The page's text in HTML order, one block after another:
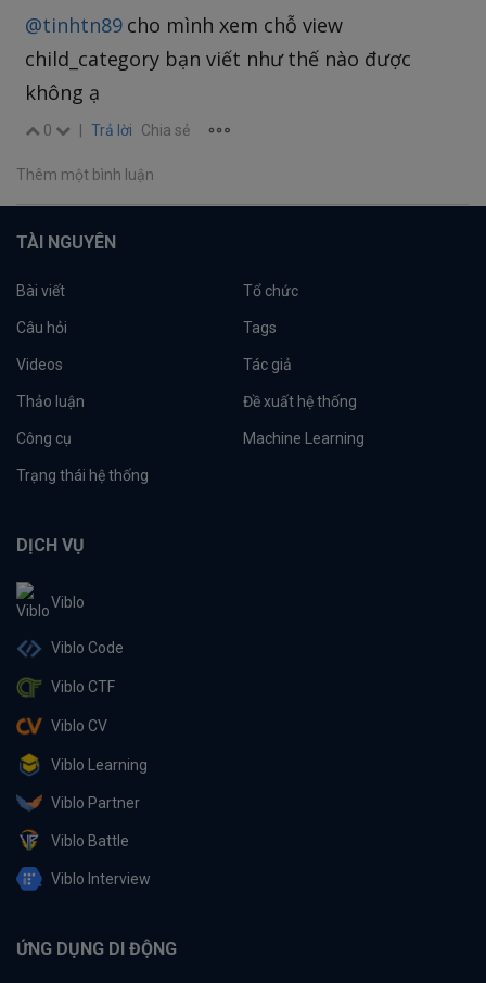
@tinhtn89cho mình xem chỗ view
child_category bạn viết như thế nào được
không ạ
0 Trả lời Chia sẻ
Thêm một bình luận
TÀI NGUYÊN
Bài viết Tổ chức
Câu hỏi Tags
Videos Tác giả
Thảo luận Đề xuất hệ thống
Công cụ Machine Learning
Trạng thái hệ thống
DỊCH VỤ
Viblo
Viblo Code
Viblo CTF
Viblo CV
Viblo Learning
Viblo Partner
Viblo Battle
Viblo Interview
ỨNG DỤNG DI ĐỘNG